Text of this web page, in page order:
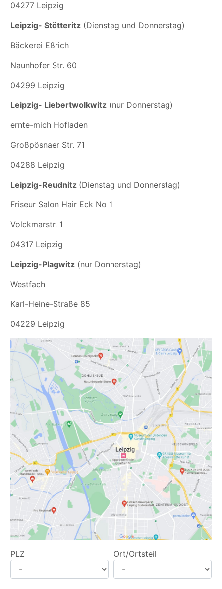
04277 Leipzig
Leipzig- Stötteritz (Dienstag und Donnerstag)
Bäckerei Eßrich
Naunhofer Str. 60
04299 Leipzig
Leipzig- Liebertwolkwitz (nur Donnerstag)
ernte-mich Hofladen
Großpösnaer Str. 71
04288 Leipzig
Leipzig-Reudnitz (Dienstag und Donnerstag)
Friseur Salon Hair Eck No 1
Volckmarstr. 1
04317 Leipzig
Leipzig-Plagwitz (nur Donnerstag)
Westfach
Karl-Heine-Straße 85
04229 Leipzig
PLZ Ort/Ortsteil